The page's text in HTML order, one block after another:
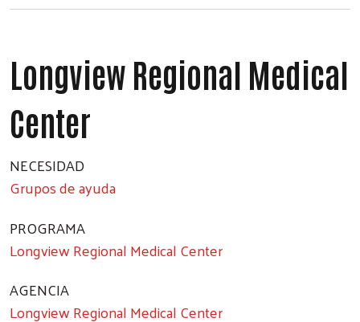
Longview Regional Medical
Center
NECESIDAD
Grupos de ayuda
PROGRAMA
Longview Regional Medical Center
AGENCIA
Longview Regional Medical Center